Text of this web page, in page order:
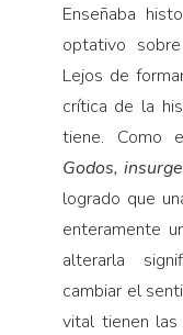
Enseñaba
optativo sobre
Lejos de
crítica de la
tiene. Como
Godos,
logrado que
enteramente
alterarla
cambiar el
vital tienen las